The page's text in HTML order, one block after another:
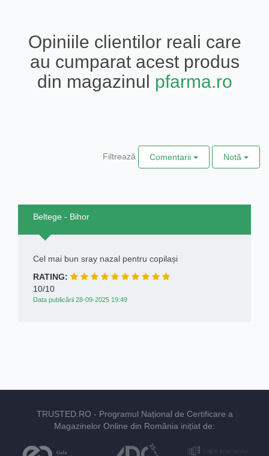
Opiniile clientilor reali care
au cumparat acest produs
din magazinul pfarma.ro
Filtrează Comentarii Notă
Beltege - Bihor
Cel mai bun sray nazal pentru copilași
RATING:
10/10
Data publicării 28-09-2025 19:49
TRUSTED.RO - Programul Național de Certificare a
Magazinelor Online din România inițiat de: